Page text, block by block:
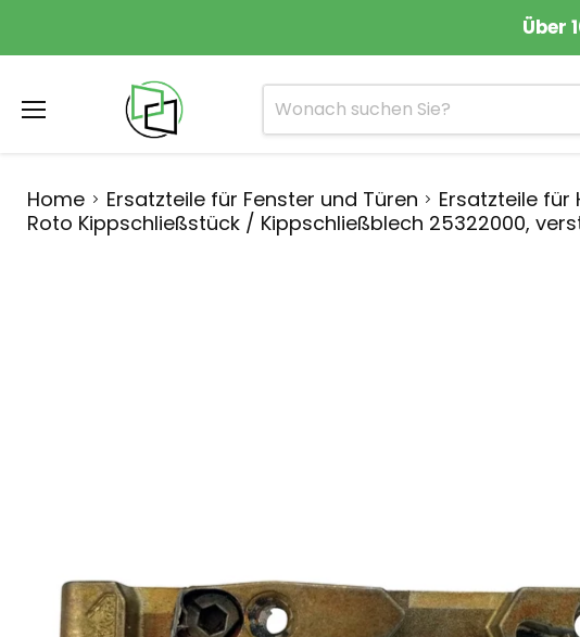
Über
Home
Ersatzteile für Fenster und Türen Ersatzteile für
Roto Kippschließstück / Kippschließblech 25322000,